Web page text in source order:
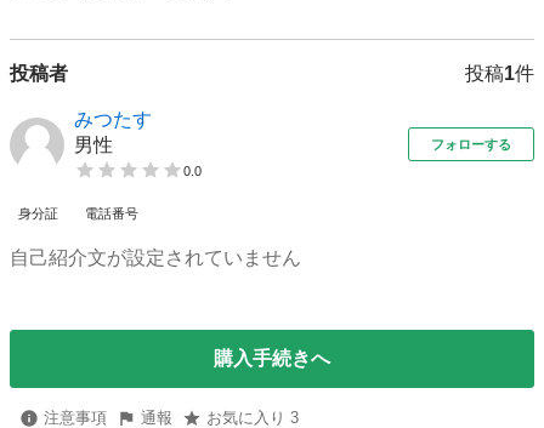
投稿者 投稿1件
みつたす
男性
0.0
フォローする
身分証 電話番号
自己紹介文が設定されていません
購入手続きへ
注意事項 通報 お気に入り 3